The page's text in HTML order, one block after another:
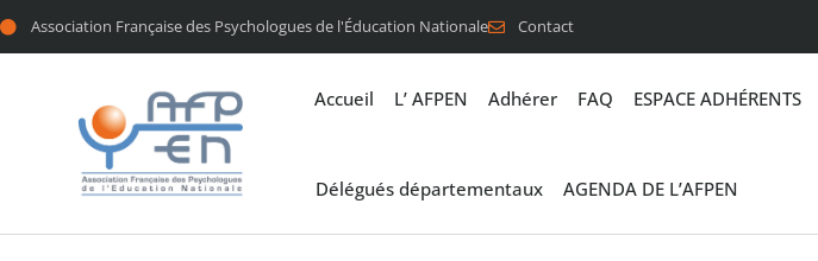
Association Française des Psychologues de l'Éducation Nationale Contact
Accueil L’ AFPEN Adhérer FAQ ESPACE ADHÉRENTS
Délégués départementaux AGENDA DE L’AFPEN